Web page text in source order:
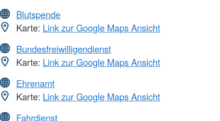
Blutspende
Karte: Link zur Google Maps Ansicht
Bundesfreiwilligendienst
Karte: Link zur Google Maps Ansicht
Ehrenamt
Karte: Link zur Google Maps Ansicht
Fahrdienst